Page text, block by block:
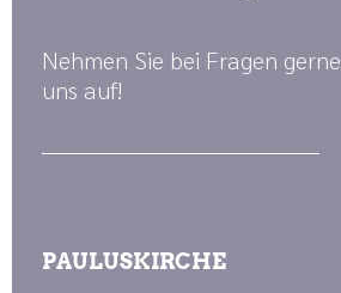
Nehmen Sie bei Fragen gerne
uns auf!
PAULUSKIRCHE